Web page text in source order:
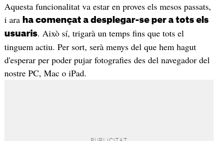
Aquesta funcionalitat va estar en proves els mesos passats,
i ara ha començat a desplegar-se per a tots els
usuaris. Això sí, trigarà un temps fins que tots el
tinguem actiu. Per sort, serà menys del que hem hagut
d'esperar per poder pujar fotografies des del navegador del
nostre PC, Mac o iPad.